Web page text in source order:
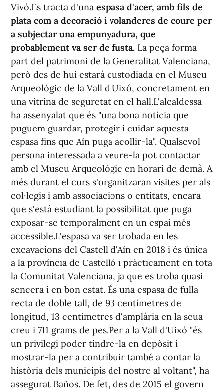
Vivó.Es tracta d'una espasa d'acer, amb fils de
plata com a decoració i volanderes de coure per
a subjectar una empunyadura, que
probablement va ser de fusta. La peça forma
part del patrimoni de la Generalitat Valenciana,
però des de hui estarà custodiada en el Museu
Arqueològic de la Vall d'Uixó, concretament en
una vitrina de seguretat en el hall.L'alcaldessa
ha assenyalat que és "una bona notícia que
puguem guardar, protegir i cuidar aquesta
espasa fins que Aín puga acollir-la". Qualsevol
persona interessada a veure-la pot contactar
amb el Museu Arqueològic en horari de demà. A
més durant el curs s'organitzaran visites per als
col·legis i amb associacions o entitats, encara
que s'està estudiant la possibilitat que puga
exposar-se temporalment en un espai més
accessible.L'espasa va ser trobada en les
excavacions del Castell d'Aín en 2018 i és única
a la província de Castelló i pràcticament en tota
la Comunitat Valenciana, ja que es troba quasi
sencera i en bon estat. És una espasa de fulla
recta de doble tall, de 93 centímetres de
longitud, 13 centímetres d'amplària en la seua
creu i 711 grams de pes.Per a la Vall d'Uixó "és
un privilegi poder tindre-la en depòsit i
mostrar-la per a contribuir també a contar la
història dels municipis del nostre al voltant", ha
assegurat Baños. De fet, des de 2015 el govern